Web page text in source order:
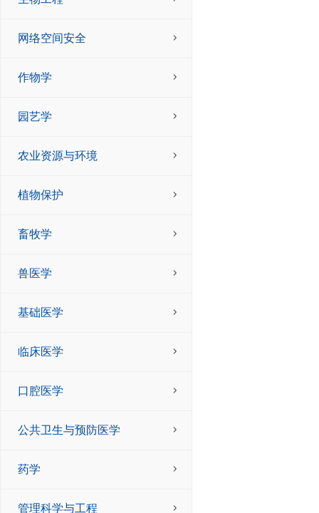
网络空间安全
作物学
园艺学
农业资源与环境
植物保护
畜牧学
兽医学
基础医学
临床医学
口腔医学
公共卫生与预防医学
药学
管理科学与工程